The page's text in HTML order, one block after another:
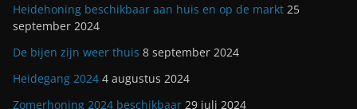
Heidehoning beschikbaar aan huis en op de markt 25
september 2024
De bijen zijn weer thuis 8 september 2024
Heidegang 2024 4 augustus 2024
Zomerhoning 2024 beschikbaar 29 juli 2024